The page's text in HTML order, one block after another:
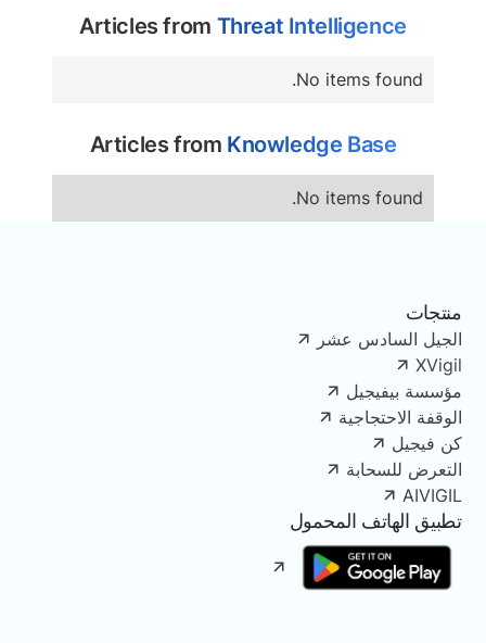
Articles from Threat Intelligence
No items found.
Articles from Knowledge Base
No items found.
منتجات
الجيل السادس عشر
XVigil
مؤسسة بيفيجيل
الوقفة الاحتجاجية
كن فيجيل
التعرض للسحابة
AIVIGIL
تطبيق الهاتف المحمول